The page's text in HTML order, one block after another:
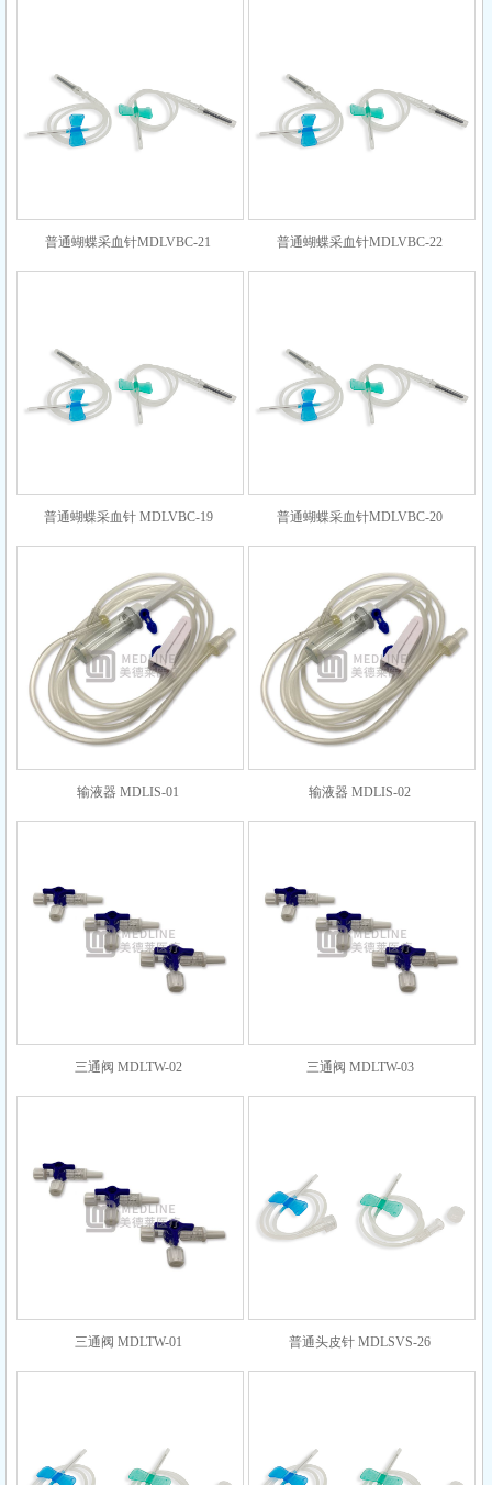
普通蝴蝶采血针MDLVBC-21 普通蝴蝶采血针MDLVBC-22
普通蝴蝶采血针 MDLVBC-19 普通蝴蝶采血针MDLVBC-20
输液器 MDLIS-01 输液器 MDLIS-02
三通阀 MDLTW-02 三通阀 MDLTW-03
三通阀 MDLTW-01 普通头皮针 MDLSVS-26